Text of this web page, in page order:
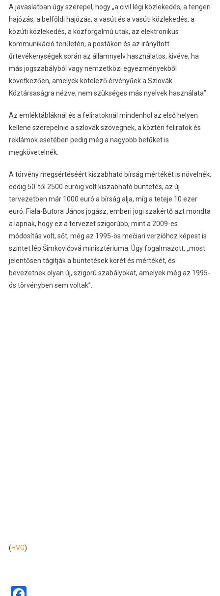
A javaslatban úgy szerepel, hogy „a civil légi közlekedés, a tengeri
hajózás, a belföldi hajózás, a vasút és a vasúti közlekedés, a
közúti közlekedés, a közforgalmú utak, az elektronikus
kommunikáció területén, a postákon és az irányított
űrtevékenységek során az államnyelv használatos, kivéve, ha
más jogszabályból vagy nemzetközi egyezményekből
következően, amelyek kötelező érvényűek a Szlovák
Köztársaságra nézve, nem szükséges más nyelvek használata”.
Az emléktábláknál és a feliratoknál mindenhol az első helyen
kellene szerepelnie a szlovák szövegnek, a köztéri feliratok és
reklámok esetében pedig még a nagyobb betűket is
megkövetelnék.
A törvény megsértéséért kiszabható bírság mértékét is növelnék:
eddig 50-től 2500 euróig volt kiszabható büntetés, az új
tervezetben már 1000 euró a bírság alja, míg a teteje 10 ezer
euró. Fiala-Butora János jogász, emberi jogi szakértő azt mondta
a lapnak, hogy ez a tervezet szigorúbb, mint a 2009-es
módosítás volt, sőt, még az 1995-ös mečiari verzióhoz képest is
szintet lép Šimkovičová minisztériuma. Úgy fogalmazott, „most
jelentősen tágítják a büntetések körét és mértékét, és
bevezetnek olyan új, szigorú szabályokat, amelyek még az 1995-
ös törvényben sem voltak”.
(HVG)